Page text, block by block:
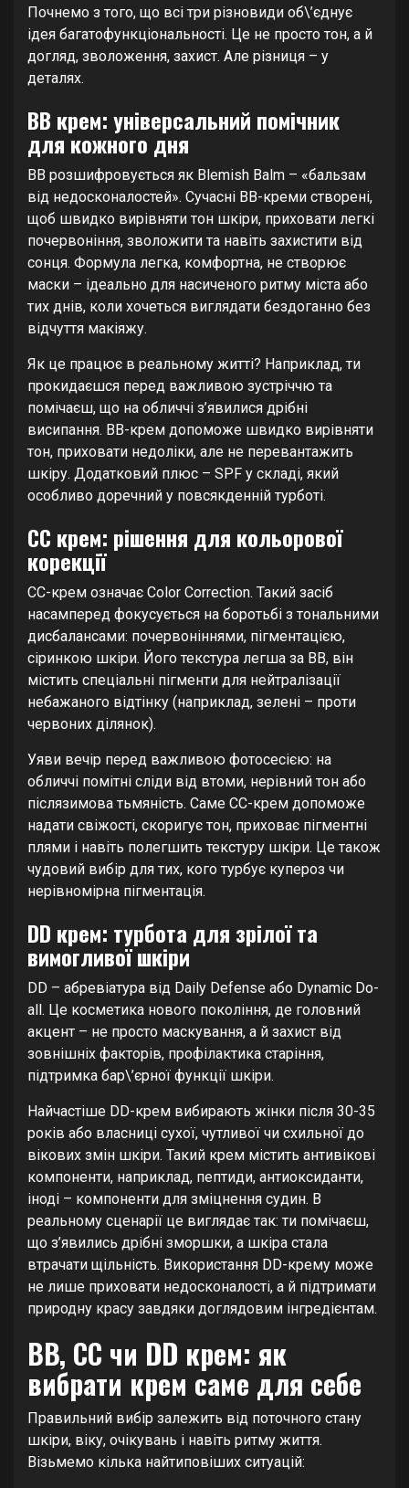
Почнемо з того, що всі три різновиди об\’єднує
ідея багатофункціональності. Це не просто тон, а й
догляд, зволоження, захист. Але різниця – у
деталях.
BB крем: універсальний помічник
для кожного дня
BB розшифровується як Blemish Balm – «бальзам
від недосконалостей». Сучасні BB-креми створені,
щоб швидко вирівняти тон шкіри, приховати легкі
почервоніння, зволожити та навіть захистити від
сонця. Формула легка, комфортна, не створює
маски – ідеально для насиченого ритму міста або
тих днів, коли хочеться виглядати бездоганно без
відчуття макіяжу.
Як це працює в реальному житті? Наприклад, ти
прокидаєшся перед важливою зустріччю та
помічаєш, що на обличчі з’явилися дрібні
висипання. BB-крем допоможе швидко вирівняти
тон, приховати недоліки, але не перевантажить
шкіру. Додатковий плюс – SPF у складі, який
особливо доречний у повсякденній турботі.
CC крем: рішення для кольорової
корекції
CC-крем означає Color Correction. Такий засіб
насамперед фокусується на боротьбі з тональними
дисбалансами: почервоніннями, пігментацією,
сіринкою шкіри. Його текстура легша за BB, він
містить спеціальні пігменти для нейтралізації
небажаного відтінку (наприклад, зелені – проти
червоних ділянок).
Уяви вечір перед важливою фотосесією: на
обличчі помітні сліди від втоми, нерівний тон або
післязимова тьмяність. Саме CC-крем допоможе
надати свіжості, скоригує тон, приховає пігментні
плями і навіть полегшить текстуру шкіри. Це також
чудовий вибір для тих, кого турбує купероз чи
нерівномірна пігментація.
DD крем: турбота для зрілої та
вимогливої шкіри
DD – абревіатура від Daily Defense або Dynamic Do-
all. Це косметика нового покоління, де головний
акцент – не просто маскування, а й захист від
зовнішніх факторів, профілактика старіння,
підтримка бар\’єрної функції шкіри.
Найчастіше DD-крем вибирають жінки після 30-35
років або власниці сухої, чутливої чи схильної до
вікових змін шкіри. Такий крем містить антивікові
компоненти, наприклад, пептиди, антиоксиданти,
іноді – компоненти для зміцнення судин. В
реальному сценарії це виглядає так: ти помічаєш,
що з’явились дрібні зморшки, а шкіра стала
втрачати щільність. Використання DD-крему може
не лише приховати недосконалості, а й підтримати
природну красу завдяки доглядовим інгредієнтам.
BB, CC чи DD крем: як
вибрати крем саме для себе
Правильний вибір залежить від поточного стану
шкіри, віку, очікувань і навіть ритму життя.
Візьмемо кілька найтиповіших ситуацій: